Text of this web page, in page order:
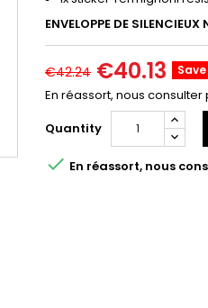
ENVELOPPE DE SILENCIEUX
€42.24 €40.13 Save
En réassort, nous
Quantity
 En réassort, nous